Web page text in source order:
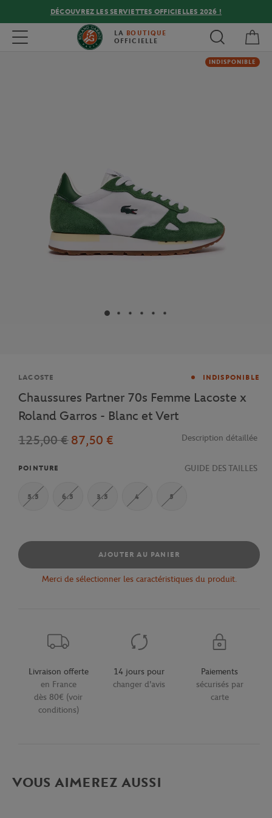
DÉCOUVREZ LES SERVIETTES OFFICIELLES 2026 !
Toggle navigation LA BOUTIQUE
OFFICIELLE
INDISPONIBLE
Marque
LACOSTE INDISPONIBLE
Chaussures Partner 70s Femme Lacoste x
Roland Garros - Blanc et Vert
125,00 € 87,50 € Description détaillée
POINTURE GUIDE DES TAILLES
5.5 6.5 3.5 4 5
AJOUTER AU PANIER
Merci de sélectionner les caractéristiques du produit.
Livraison offerte
en France
dès 80€ (voir
conditions)
14 jours pour
changer d'avis
Paiements
sécurisés par
carte
VOUS AIMEREZ AUSSI